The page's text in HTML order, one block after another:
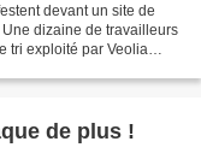
devant un site de
dizaine de travailleurs
tri exploité par Veolia
de plus !